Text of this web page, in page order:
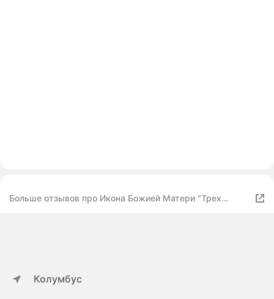
Больше отзывов про Икона Божией Матери "Трех
Колумбус